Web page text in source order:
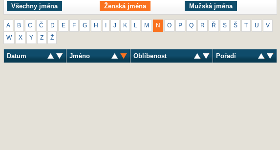
Všechny jména Ženská jména Mužská jména
A B C Č D E F G H J K M N O P Q R Ř S Š T U V
W X Y Z Ž
Datum Jméno Oblíbenost Pořadí